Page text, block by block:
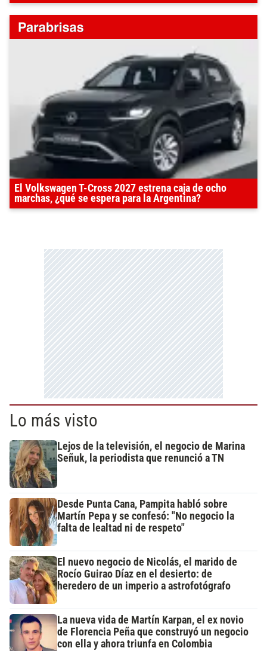
El Volkswagen T-Cross 2027 estrena caja de ocho
marchas, ¿qué se espera para la Argentina?
Lo más visto
Lejos de la televisión, el negocio de Marina
Señuk, la periodista que renunció a TN
Desde Punta Cana, Pampita habló sobre
Martín Pepa y se confesó: "No negocio la
falta de lealtad ni de respeto"
El nuevo negocio de Nicolás, el marido de
Rocío Guirao Díaz en el desierto: de
heredero de un imperio a astrofotógrafo
La nueva vida de Martín Karpan, el ex novio
de Florencia Peña que construyó un negocio
con ella y ahora triunfa en Colombia